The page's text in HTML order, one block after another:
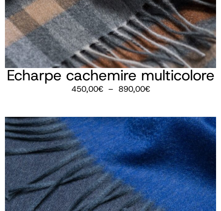
Echarpe cachemire multicolore
450,00€ – 890,00€